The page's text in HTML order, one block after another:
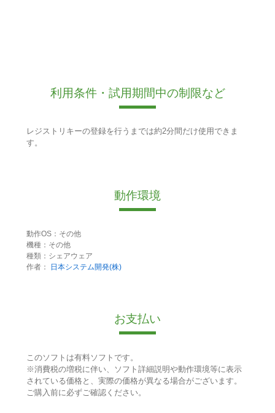
利用条件・試用期間中の制限など
レジストリキーの登録を行うまでは約2分間だけ使用できま
す。
動作環境
動作OS：その他
機種：その他
種類：シェアウェア
作者：
日本システム開発(株)
お支払い
このソフトは有料ソフトです。
※消費税の増税に伴い、ソフト詳細説明や動作環境等に表示
されている価格と、実際の価格が異なる場合がございます。
ご購入前に必ずご確認ください。